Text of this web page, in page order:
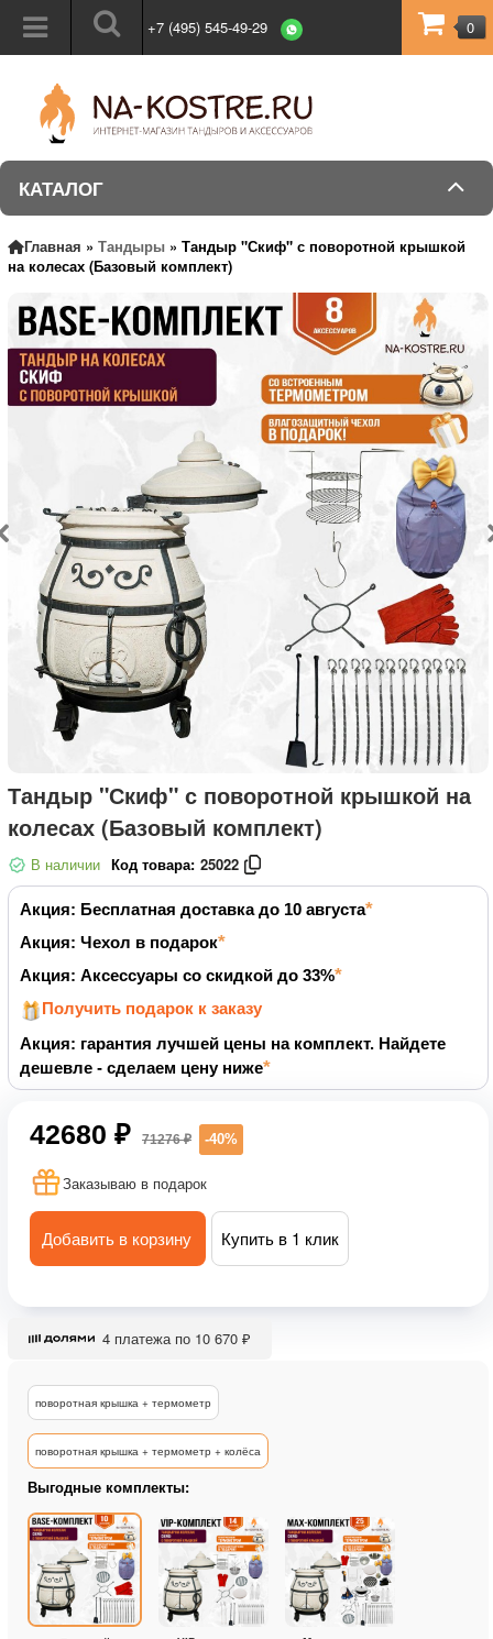
+7 (495) 545-49-29 0
КАТАЛОГ
Главная » Тандыры » Тандыр "Скиф" с поворотной крышкой
на колесах (Базовый комплект)
Тандыр "Скиф" с поворотной крышкой на
колесах (Базовый комплект)
В наличии Код товара: 25022
Акция: Бесплатная доставка до 10 августа
Акция: Чехол в подарок
Акция: Аксессуары со скидкой до 33%
Получить подарок к заказу
Акция: гарантия лучшей цены на комплект. Найдете
дешевле - сделаем цену ниже
42680 ₽ 71276 ₽ -40%
Заказываю в подарок
Добавить в корзину Купить в 1 клик
4 платежа по 10 670 ₽
поворотная крышка + термометр
поворотная крышка + термометр + колёса
Выгодные комплекты: